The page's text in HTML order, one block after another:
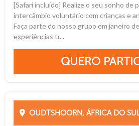
[Safari incluído] Realize o seu sonho de
intercâmbio voluntário com crianças e
Faça parte do nosso grupo em janeiro
experiências tr...
QUERO
OUDTSHOORN, ÁFRICA DO